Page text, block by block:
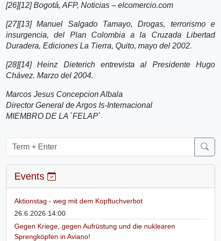
[26][12] Bogotá, AFP, Noticias – elcomercio.com
[27][13] Manuel Salgado Tamayo, Drogas, terrorismo e
insurgencia, del Plan Colombia a la Cruzada Libertad
Duradera, Ediciones La Tierra, Quito, mayo del 2002.
[28][14] Heinz Dieterich entrevista al Presidente Hugo
Chávez. Marzo del 2004.
Marcos Jesus Concepcion Albala
Director General de Argos Is-Internacional
MIEMBRO DE LA `FELAP`
Events
Aktionstag - weg mit dem Kopftuchverbot
26.6.2026 14:00
Gegen Kriege, gegen Aufrüstung und die nuklearen
Sprengköpfen in Aviano!